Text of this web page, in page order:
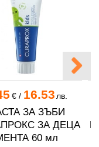
€/ 16.53 лв.
ЗА ЗЪБИ
ЗА ДЕЦА
60 мл